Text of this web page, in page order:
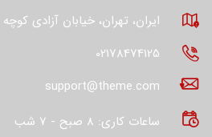
ایران، تهران، خیابان آزادی کوچه
02178474125
support@theme.com
ساعات کاری: 8 صبح - 7 شب